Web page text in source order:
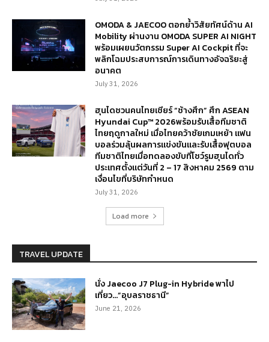
OMODA & JAECOO ตอกย้ำวิสัยทัศน์ด้าน AI
Mobility ผ่านงาน OMODA SUPER AI NIGHT
พร้อมเผยนวัตกรรม Super AI Cockpit ที่จะ
พลิกโฉมประสบการณ์การเดินทางอัจฉริยะสู่
อนาคต
July 31, 2026
ฮุนไดชวนคนไทยเชียร์ “ช้างศึก” ศึก ASEAN
Hyundai Cup™ 2026พร้อมรับเสื้อทีมชาติ
ไทยฤดูกาลใหม่ เมื่อไทยคว้าชัยเกมเหย้า แฟน
บอลร่วมลุ้นผลการแข่งขันและรับเสื้อฟุตบอล
ทีมชาติไทยเมื่อทดลองขับที่โชว์รูมฮุนไดทั่ว
ประเทศตั้งแต่วันที่ 2 – 17 สิงหาคม 2569 ตาม
เงื่อนไขที่บริษัทกำหนด
July 31, 2026
Load more
TRAVEL UPDATE
นั่ง Jaecoo J7 Plug-in Hybride พาไป
เที่ยว…”อุบลราชธานี”
June 21, 2026